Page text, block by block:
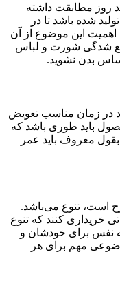
روز مطابقت داشته
شده باشد تا در
این موضوع از آن
شدگی شورت و لباس
بدن نشوید.
در زمان مناسب تعویض
باید طوری باشد که
معروف باید عمر
است، تنوع می‌باشد.
خریداری کنند که تنوع
نفس برای خودشان و
مهم برای هر